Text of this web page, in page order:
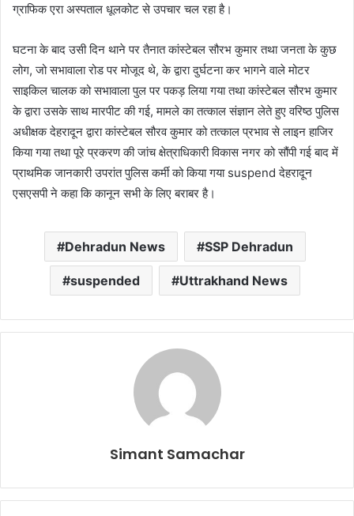
ग्राफिक एरा अस्पताल धूलकोट से उपचार चल रहा है।
घटना के बाद उसी दिन थाने पर तैनात कांस्टेबल सौरभ कुमार तथा जनता के कुछ
लोग, जो सभावाला रोड पर मोजूद थे, के द्वारा दुर्घटना कर भागने वाले मोटर
साइकिल चालक को सभावाला पुल पर पकड़ लिया गया तथा कांस्टेबल सौरभ कुमार
के द्वारा उसके साथ मारपीट की गई, मामले का तत्काल संज्ञान लेते हुए वरिष्ठ पुलिस
अधीक्षक देहरादून द्वारा कांस्टेबल सौरव कुमार को तत्काल प्रभाव से लाइन हाजिर
किया गया तथा पूरे प्रकरण की जांच क्षेत्राधिकारी विकास नगर को सौंपी गई बाद में
प्राथमिक जानकारी उपरांत पुलिस कर्मी को किया गया suspend देहरादून
एसएसपी ने कहा कि कानून सभी के लिए बराबर है।
Dehradun News SSP Dehradun
suspended Uttrakhand News
Simant Samachar